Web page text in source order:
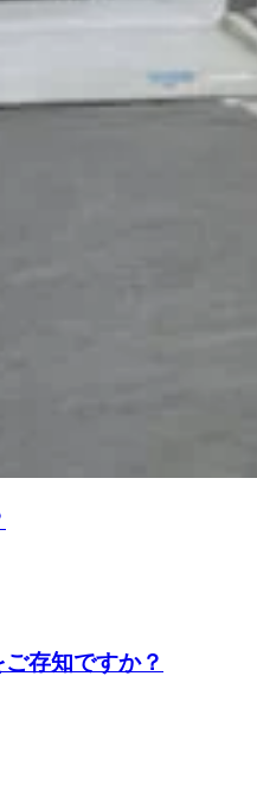
存知ですか？